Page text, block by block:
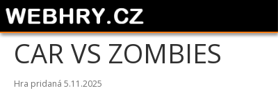
CAR VS ZOMBIES
Hra pridaná 5.11.2025